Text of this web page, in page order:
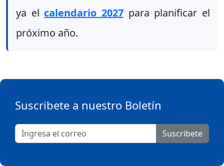
ya el calendario 2027 para planificar el
próximo año.
Suscribete a nuestro Boletín
Suscribete